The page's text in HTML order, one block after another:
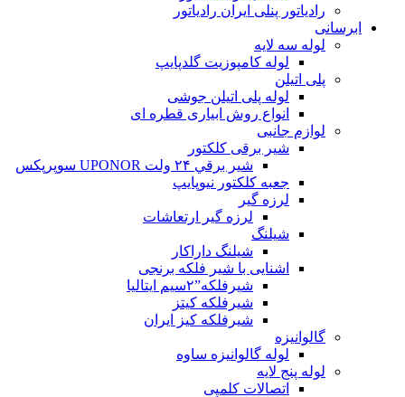
رادیاتور پنلی ایران رادیاتور
ابرسانی
لوله سه لایه
لوله کامپوزیت گلدپایپ
پلی اتیلن
لوله پلی اتیلن جوشی
انواع روش ابیاری قطره ای
لوازم جانبی
شیر برقی کلکتور
شير برقي ۲۴ ولت UPONOR سوپرپکس
جعبه کلکتور نیوپایپ
لرزه گیر
لرزه گیر ارتعاشات
شیلنگ
شیلنگ داراکار
اشنایی با شیر فلکه برنجی
شیرفلکه”۲سیم ایتالیا
شیرفلکه کیتز
شیرفلکه کیز ایران
گالوانیزه
لوله گالوانیزه ساوه
لوله پنج لایه
اتصالات کلمپی